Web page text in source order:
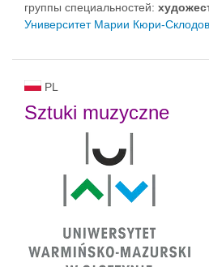
группы специальностей:
Университет Марии Кюри-
PL
Sztuki muzyczne